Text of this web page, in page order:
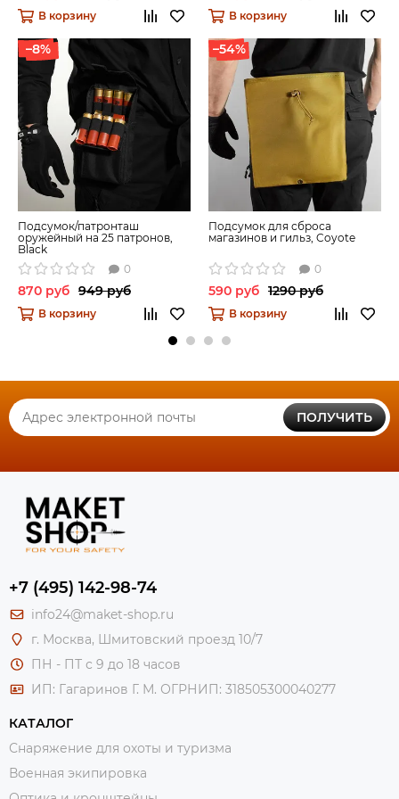
В корзину
–8%
Подсумок/патронташ
оружейный на 25 патронов,
Black
0
870 руб 949 руб
В корзину
В корзину
–54%
Подсумок для сброса
магазинов и гильз, Coyote
0
590 руб 1290 руб
В корзину
ПОЛУЧИТЬ
+7 (495) 142-98-74
info24@maket-shop.ru
г. Москва, Шмитовский проезд 10/7
ПН - ПТ с 9 до 18 часов
ИП: Гагаринов Г. М. ОГРНИП: 318505300040277
КАТАЛОГ
Снаряжение для охоты и туризма
Военная экипировка